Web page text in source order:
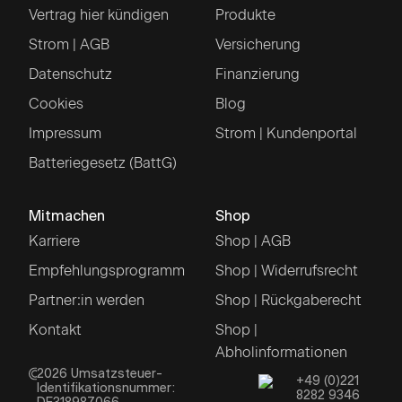
Vertrag hier kündigen
Strom | AGB
Datenschutz
Cookies
Impressum
Batteriegesetz (BattG)
Produkte
Versicherung
Finanzierung
Blog
Strom | Kundenportal
Mitmachen
Karriere
Empfehlungsprogramm
Partner:in werden
Kontakt
Shop
Shop | AGB
Shop | Widerrufsrecht
Shop | Rückgaberecht
Shop |
Abholinformationen
2026 Umsatzsteuer-
Identifikationsnummer:
+49 (0)221
8282 9346